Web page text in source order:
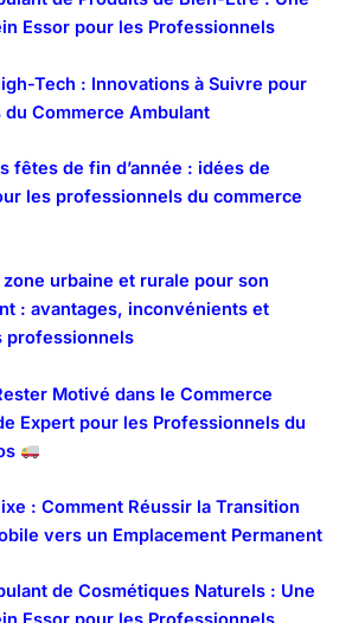
Essor pour les Professionnels
Tech : Innovations à Suivre pour
Commerce Ambulant
fêtes de fin d’année : idées de
les professionnels du commerce
urbaine et rurale pour son
: avantages, inconvénients et
professionnels
Motivé dans le Commerce
Expert pour les Professionnels du
: Comment Réussir la Transition
vers un Emplacement Permanent
de Cosmétiques Naturels : Une